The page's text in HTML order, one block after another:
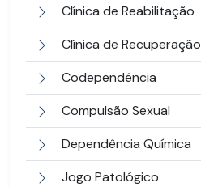
Clínica de Reabilitação
Clínica de Recuperação
Codependência
Compulsão Sexual
Dependência Química
Jogo Patológico